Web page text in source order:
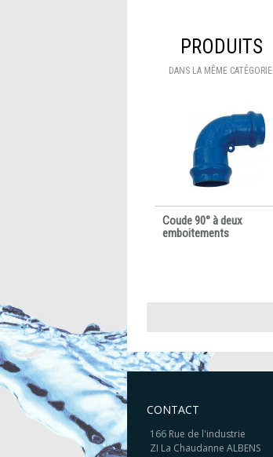
PRODUITS
DANS LA MÊME CATÉGORIE
Coude 90° à deux
emboitements
CONTACT
166 Rue de l'industrie
ZI La Chaudanne ALBENS